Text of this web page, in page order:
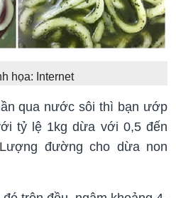
họa: Internet
qua nước sôi thì bạn ướp
tỷ lệ 1kg dừa với 0,5 đến
đường cho dừa non